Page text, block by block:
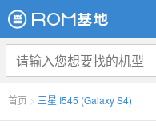
首页 > 三星 I545 (Galaxy S4)